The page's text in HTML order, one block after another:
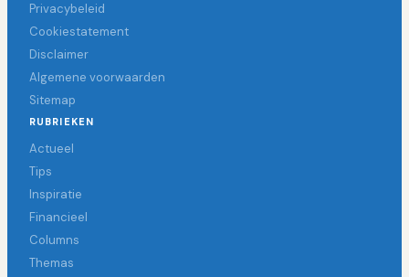
Privacybeleid
Cookiestatement
Disclaimer
Algemene voorwaarden
Sitemap
RUBRIEKEN
Actueel
Tips
Inspiratie
Financieel
Columns
Themas